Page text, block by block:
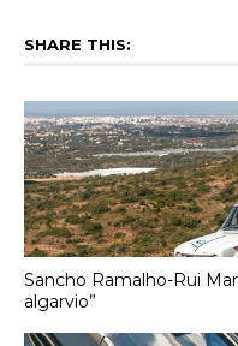
SHARE THIS:
Sancho Ramalho-Rui
algarvio”